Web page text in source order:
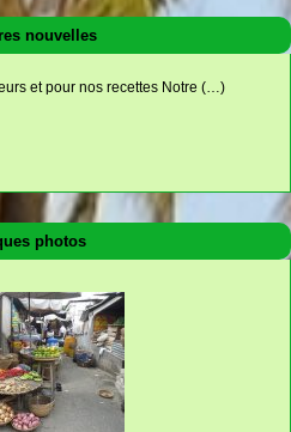
nouvelles
et pour nos recettes Notre (…)
articles d’artisanat venant du Bénin. (…)
adhérer à l’association « Un (…)
photos